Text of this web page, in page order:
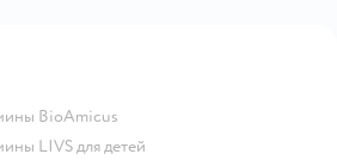
BioAmicus
LIVS для детей